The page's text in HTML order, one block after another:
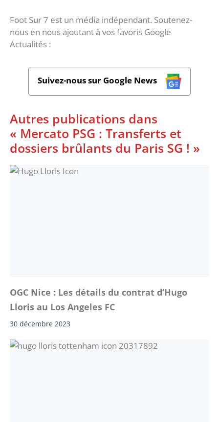
Foot Sur 7 est un média indépendant. Soutenez-
nous en nous ajoutant à vos favoris Google
Actualités :
Suivez-nous sur Google News
Autres publications dans
« Mercato PSG : Transferts et
dossiers brûlants du Paris SG ! »
OGC Nice : Les détails du contrat d’Hugo
Lloris au Los Angeles FC
30 décembre 2023